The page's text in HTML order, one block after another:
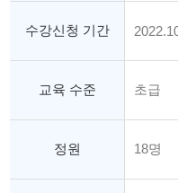
수강신청 기간
교육 수준 초급
정원 18명